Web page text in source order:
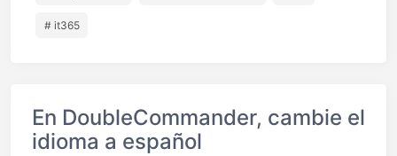
# it365
En DoubleCommander, cambie el
idioma a español